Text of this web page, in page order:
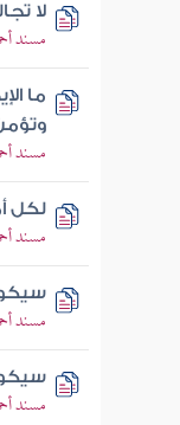
لا
مسند
ما
مسند
لكل
مسند
مسند
مسند